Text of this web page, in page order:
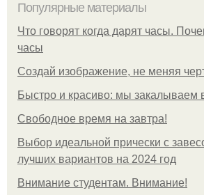
Популярные материалы
Что говорят когда дарят часы.
часы
Создай изображение, не меняя
Быстро и красиво: мы закалываем
Свободное время на завтра!
Выбор идеальной прически с
лучших вариантов на 2024 год
Внимание студентам. Внимание!